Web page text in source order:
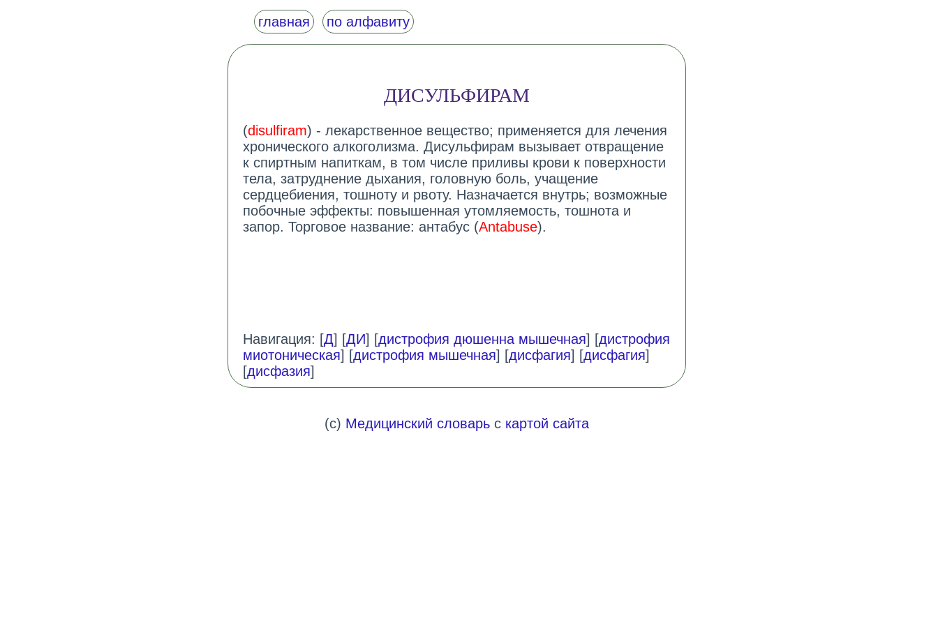
главная по алфавиту
ДИСУЛЬФИРАМ
(disulfiram) - лекарственное вещество; применяется для лечения
хронического алкоголизма. Дисульфирам вызывает отвращение
к спиртным напиткам, в том числе приливы крови к поверхности
тела, затруднение дыхания, головную боль, учащение
сердцебиения, тошноту и рвоту. Назначается внутрь; возможные
побочные эффекты: повышенная утомляемость, тошнота и
запор. Торговое название: антабус (Antabuse).
Навигация: [Д] [ДИ] [дистрофия дюшенна мышечная] [дистрофия
миотоническая] [дистрофия мышечная] [дисфагия] [дисфагия]
[дисфазия]
(c) Медицинский словарьс картой сайта